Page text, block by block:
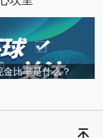
金比率是什么？